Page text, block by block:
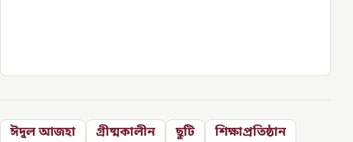
ঈদুল আজহা গ্রীষ্মকালীন ছুটি শিক্ষাপ্রতিষ্ঠান